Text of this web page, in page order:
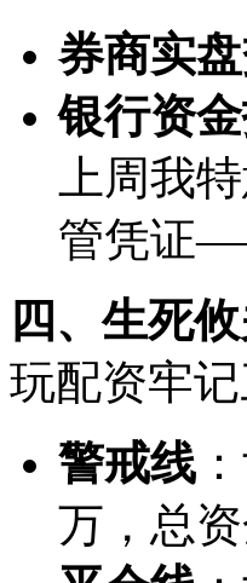
券商实
银行资
上周我
管凭证
四、生死
玩配资牢记
警戒线
万，总